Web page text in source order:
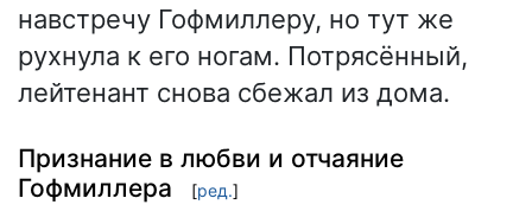
навстречу Гофмиллеру, но тут же
рухнула к его ногам. Потрясённый,
лейтенант снова сбежал из дома.
Признание в любви и отчаяние
Гофмиллера
[ред.]